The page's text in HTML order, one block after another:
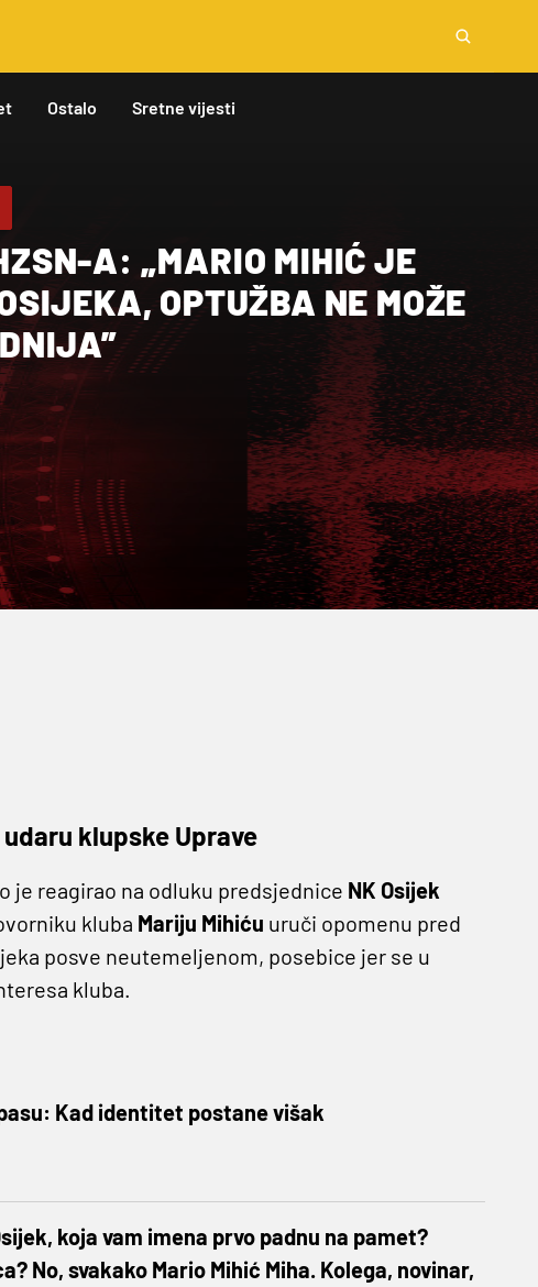
Ostalo Sretne vijesti
A: „MARIO MIHIĆ JE
OPTUŽBA NE MOŽE
klupske Uprave
je reagirao na odluku predsjednice NK Osijek
kluba Mariju Mihiću uruči opomenu pred
posve neutemeljenom, posebice jer se u
kluba.
Kad identitet postane višak
koja vam imena prvo padnu na pamet?
No, svakako Mario Mihić Miha. Kolega, novinar,